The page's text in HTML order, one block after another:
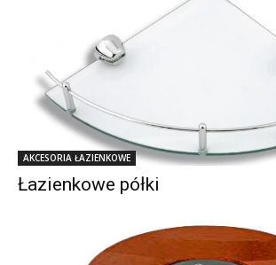
AKCESORIA ŁAZIENKOWE
Łazienkowe półki